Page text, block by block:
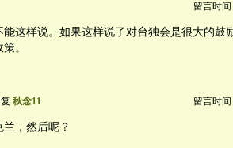
留言时间
能这样说。如果这样说了对台独会是很大的鼓
。
秋念11 留言时间
，然后呢？